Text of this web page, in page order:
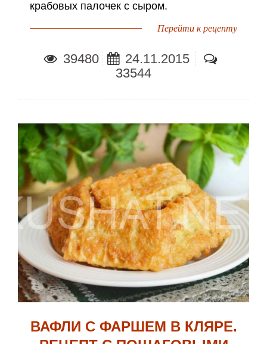
крабовых палочек с сыром.
Перейти к рецепту
39480
24.11.2015
33544
ВАФЛИ С ФАРШЕМ В КЛЯРЕ.